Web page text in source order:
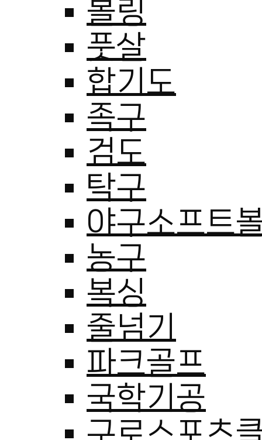
볼링
풋살
합기도
족구
검도
탁구
야구소프트
농구
복싱
줄넘기
파크골프
국학기공